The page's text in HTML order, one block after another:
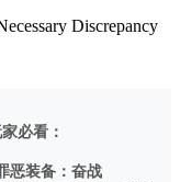
Discrepancy
必看：
恶装备：奋战